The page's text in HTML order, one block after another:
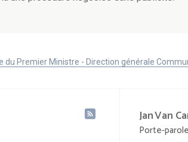
du Premier Ministre - Direction générale
JanVan
Porte-parole